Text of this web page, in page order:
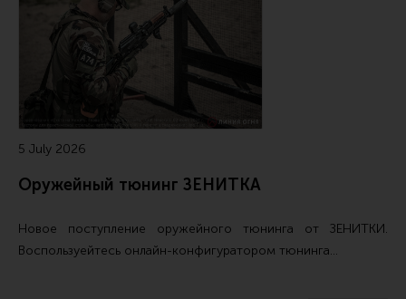
5 July 2026
Оружейный тюнинг ЗЕНИТКА
Новое поступление оружейного тюнинга от ЗЕНИТКИ.
Воспользуейтесь онлайн-конфигуратором тюнинга…